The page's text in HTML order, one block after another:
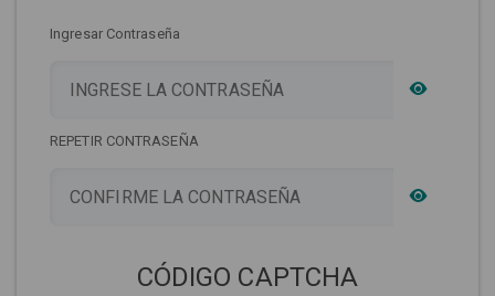
Ingresar Contraseña
REPETIR CONTRASEÑA
CÓDIGO CAPTCHA